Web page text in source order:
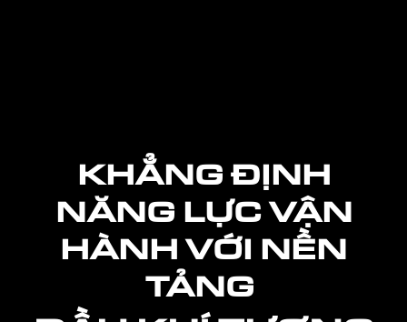
KHẲNG ĐỊNH
NĂNG LỰC VẬN
HÀNH VỚI NỀN
TẢNG